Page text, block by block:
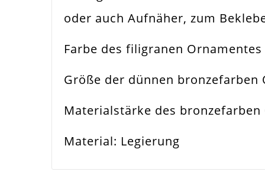
Spezifikation
Verwendung
Durchmesser Außen
Fädelloch /
Innendurchmesser
oder auch Aufnäher, zum
Farbe des filigranen
Größe der dünnen bronzefarben
Materialstärke des
Material: Legierung